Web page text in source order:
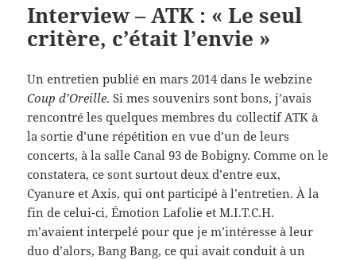
Interview – ATK : « Le seul
critère, c’était l’envie »
Un entretien publié en mars 2014 dans le webzine
Coup d’Oreille. Si mes souvenirs sont bons, j’avais
rencontré les quelques membres du collectif ATK à
la sortie d’une répétition en vue d’un de leurs
concerts, à la salle Canal 93 de Bobigny. Comme on le
constatera, ce sont surtout deux d’entre eux,
Cyanure et Axis, qui ont participé à l’entretien. À la
fin de celui-ci, Émo­tion Lafolie et M.I.T.C.H.
m’avaient interpelé pour que je m’intéresse à leur
duo d’alors, Bang Bang, ce qui avait conduit à un